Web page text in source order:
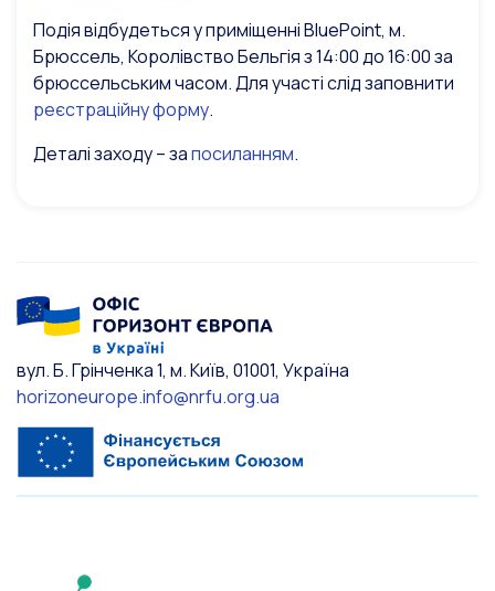
Подія відбудеться у приміщенні BluePoint, м.
Брюссель, Королівство Бельгія з 14:00 до 16:00 за
брюссельським часом. Для участі слід заповнити
реєстраційну форму.
Деталі заходу – запосиланням.
вул. Б. Грінченка 1, м. Київ, 01001, Україна
horizoneurope.info@nrfu.org.ua